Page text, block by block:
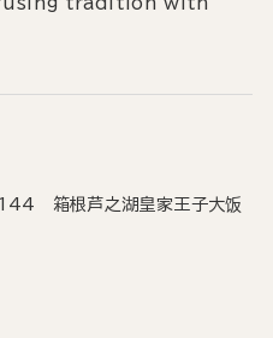
箱根芦之湖皇家王子大饭